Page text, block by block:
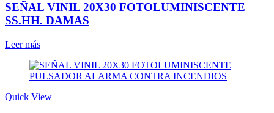
SEÑAL VINIL 20X30 FOTOLUMINISCENTE
SS.HH. DAMAS
Leer más
Quick View